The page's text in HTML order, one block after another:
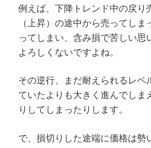
例えば、下降トレンド中の戻り
（上昇）の途中から売ってし
ってしまい、含み損で苦しい思
よろしくないですよね。
その逆行、まだ耐えられるレベ
ていたよりも大きく進んでしま
りしてしまったりします。
で、損切りした途端に価格は勢